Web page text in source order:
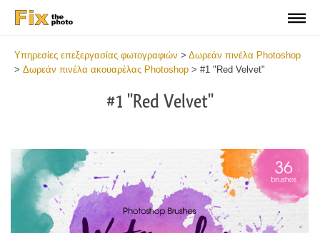
Υπηρεσίες επεξεργασίας φωτογραφιών > Δωρεάν πινέλα Photoshop
> Δωρεάν πινέλα ακουαρέλας Photoshop > #1 "Red Velvet"
#1 "Red Velvet"